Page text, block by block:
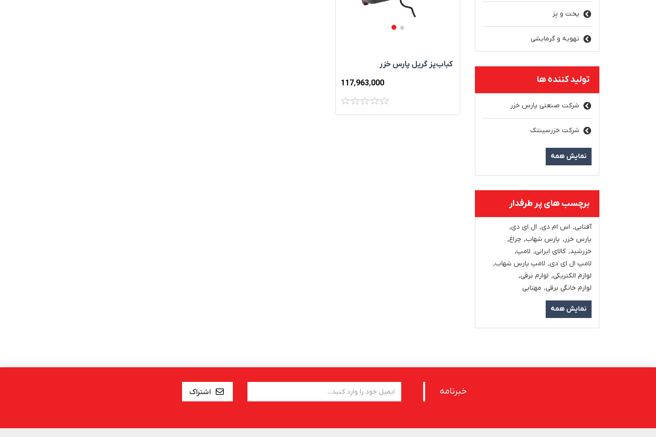
پخت و پز
تهویه و گرمایشی
تولید کننده ها
شرکت صنعتی پارس خزر
شرکت خزرسینتک
نمایش همه
برچسب های پر طرفدار
آفتابی, اس ام دی, ال ای دی,
پارس خزر, پارس شهاب, چراغ,
خزرشید, کالای ایرانی, لامپ,
لامپ ال ای دی, لامپ پارس شهاب,
لوازم الکتریکی, لوازم برقی,
لوازم خانگی برقی, مهتابی
نمایش همه
کباب‌پز گريل پارس خزر
117٬963٬000
خبرنامه اشتراک